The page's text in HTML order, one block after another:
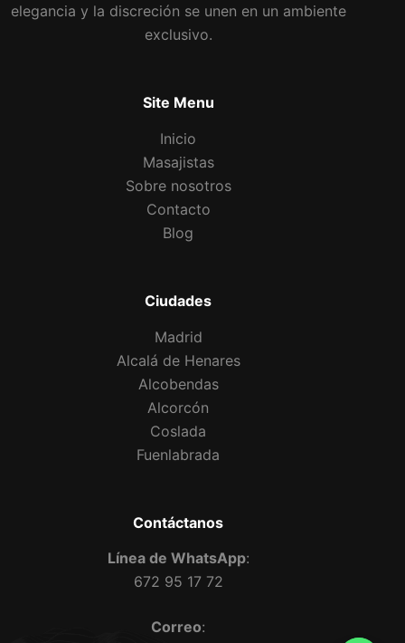
elegancia y la discreción se unen en un ambiente
exclusivo.
Site Menu
Inicio
Masajistas
Sobre nosotros
Contacto
Blog
Ciudades
Madrid
Alcalá de Henares
Alcobendas
Alcorcón
Coslada
Fuenlabrada
Contáctanos
Línea de WhatsApp:
672 95 17 72
Correo: